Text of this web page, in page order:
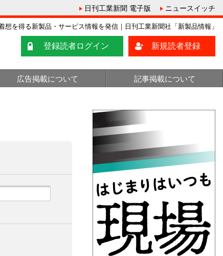
日刊工業新聞 電子版 ニュースイッチ
を得る新製品・サービス情報を発信｜日刊工業新聞社「新製品情報」
登録読者ログイン 新規読者登録
広告掲載について 記事掲載について